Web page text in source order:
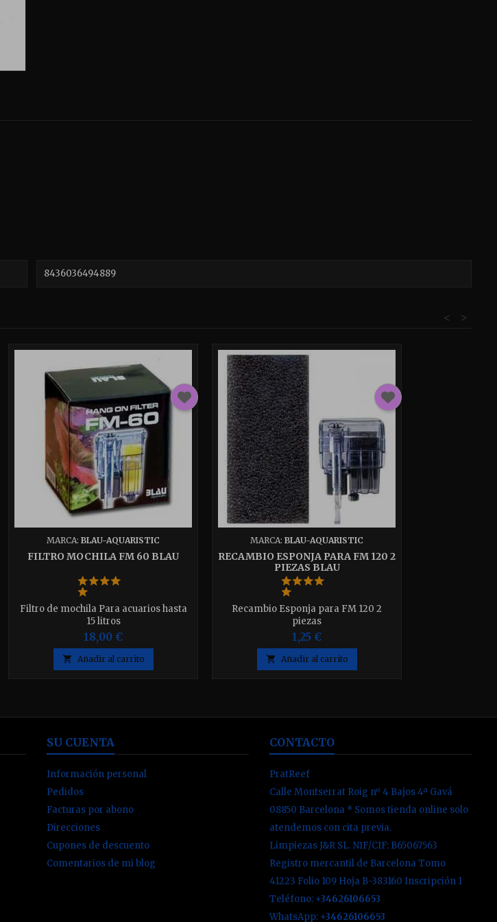
8436036494889
>
<
MARCA: BLAU-AQUARISTIC
FILTRO MOCHILA FM 60 BLAU
Filtro de mochila Para acuarios hasta
15 litros
18,00 €
 Añadir al carrito
MARCA: BLAU-AQUARISTIC
RECAMBIO ESPONJA PARA FM 120 2
PIEZAS BLAU
Recambio Esponja para FM 120 2
piezas
1,25 €
 Añadir al carrito
SU CUENTA
Información personal
Pedidos
Facturas por abono
Direcciones
Cupones de descuento
Comentarios de mi blog
CONTACTO
PratReef
Calle Montserrat Roig nº 4 Bajos 4ª Gavá
08850 Barcelona * Somos tienda online solo
atendemos con cita previa.
Limpiezas J&R SL. NIF/CIF: B65067563
Registro mercantil de Barcelona Tomo
41223 Folio 109 Hoja B-383160 Inscripción 1
Teléfono: +34626106653
WhatsApp: +34626106653